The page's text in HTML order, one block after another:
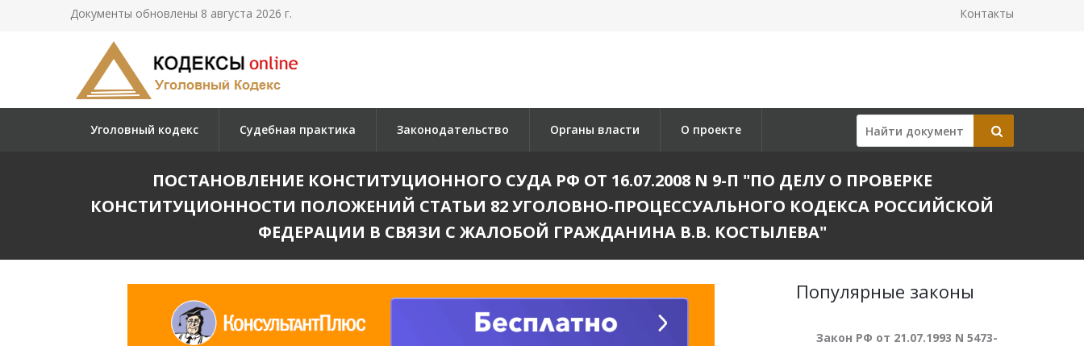
Документы обновлены 8 августа 2026 г. Контакты
Уголовный кодекс Судебная практика Законодательство Органы власти О проекте
ПОСТАНОВЛЕНИЕ КОНСТИТУЦИОННОГО СУДА РФ ОТ 16.07.2008 N 9-П "ПО ДЕЛУ О ПРОВЕРКЕ
КОНСТИТУЦИОННОСТИ ПОЛОЖЕНИЙ СТАТЬИ 82 УГОЛОВНО-ПРОЦЕССУАЛЬНОГО КОДЕКСА РОССИЙСКОЙ
ФЕДЕРАЦИИ В СВЯЗИ С ЖАЛОБОЙ ГРАЖДАНИНА В.В. КОСТЫЛЕВА"
Популярные законы
Закон РФ от 21.07.1993 N 5473-